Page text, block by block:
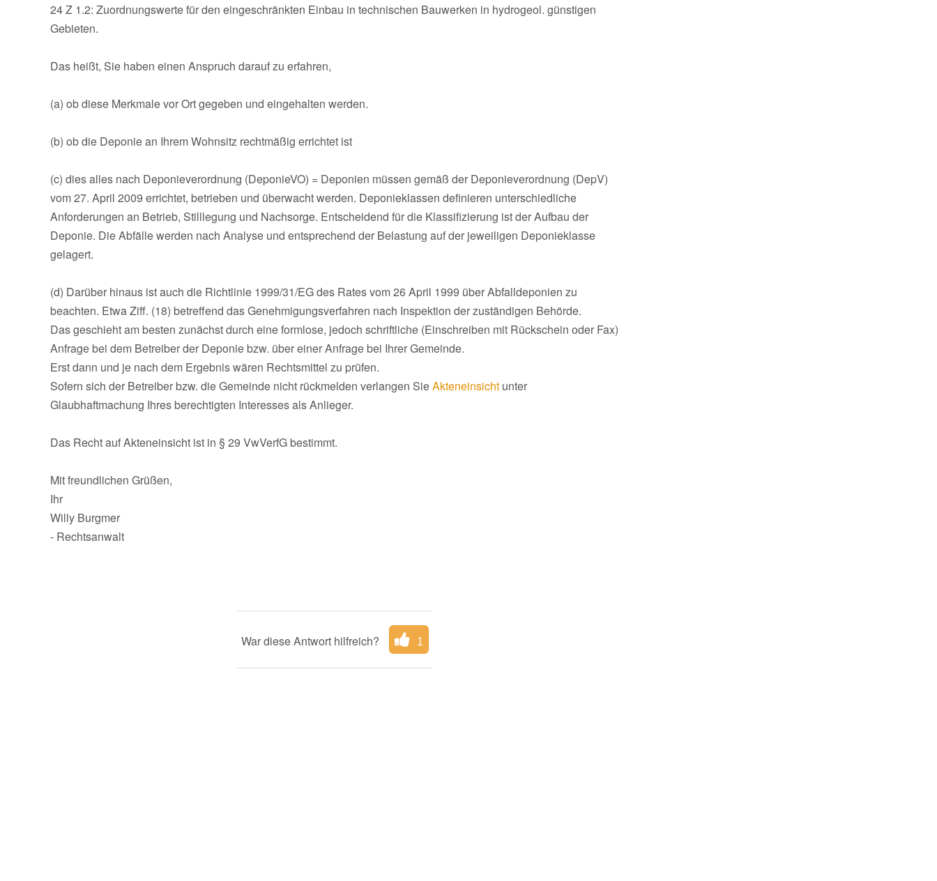
24 Z 1.2: Zuordnungswerte für den eingeschränkten Einbau in technischen Bauwerken in hydrogeol. günstigen
Gebieten.
Das heißt, Sie haben einen Anspruch darauf zu erfahren,
(a) ob diese Merkmale vor Ort gegeben und eingehalten werden.
(b) ob die Deponie an Ihrem Wohnsitz rechtmäßig errichtet ist
(c) dies alles nach Deponieverordnung (DeponieVO) = Deponien müssen gemäß der Deponieverordnung (DepV)
vom 27. April 2009 errichtet, betrieben und überwacht werden. Deponieklassen definieren unterschiedliche
Anforderungen an Betrieb, Stilllegung und Nachsorge. Entscheidend für die Klassifizierung ist der Aufbau der
Deponie. Die Abfälle werden nach Analyse und entsprechend der Belastung auf der jeweiligen Deponieklasse
gelagert.
(d) Darüber hinaus ist auch die Richtlinie 1999/31/EG des Rates vom 26 April 1999 über Abfalldeponien zu
beachten. Etwa Ziff. (18) betreffend das Genehmigungsverfahren nach Inspektion der zuständigen Behörde.
Das geschieht am besten zunächst durch eine formlose, jedoch schriftliche (Einschreiben mit Rückschein oder Fax)
Anfrage bei dem Betreiber der Deponie bzw. über einer Anfrage bei Ihrer Gemeinde.
Erst dann und je nach dem Ergebnis wären Rechtsmittel zu prüfen.
Sofern sich der Betreiber bzw. die Gemeinde nicht rückmelden verlangen SieAkteneinsicht unter
Glaubhaftmachung Ihres berechtigten Interesses als Anlieger.
Das Recht auf Akteneinsicht ist in § 29 VwVerfG bestimmt.
Mit freundlichen Grüßen,
Ihr
Willy Burgmer
- Rechtsanwalt
War diese Antwort hilfreich? 1